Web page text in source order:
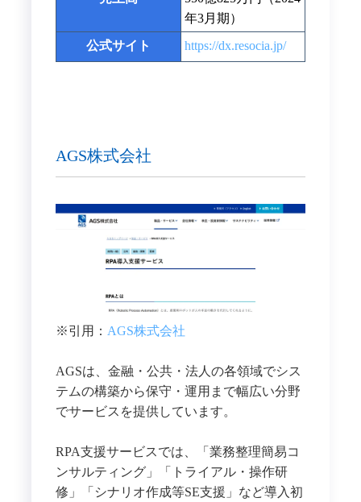
年3月期）
公式サイト
https://dx.resocia.jp/
AGS株式会社
※引用： AGS株式会社
AGSは、金融・公共・法人の各領域でシス
テムの構築から保守・運用まで幅広い分野
でサービスを提供しています。
RPA支援サービスでは、「業務整理簡易コ
ンサルティング」「トライアル・操作研
修」「シナリオ作成等SE支援」など導入初